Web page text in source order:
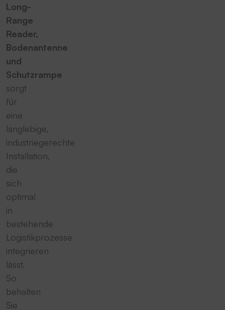
Long-
Range
Reader,
Bodenantenne
und
Schutzrampe
sorgt
für
eine
langlebige,
industriegerechte
Installation,
die
sich
optimal
in
bestehende
Logistikprozesse
integrieren
lässt.
So
behalten
Sie